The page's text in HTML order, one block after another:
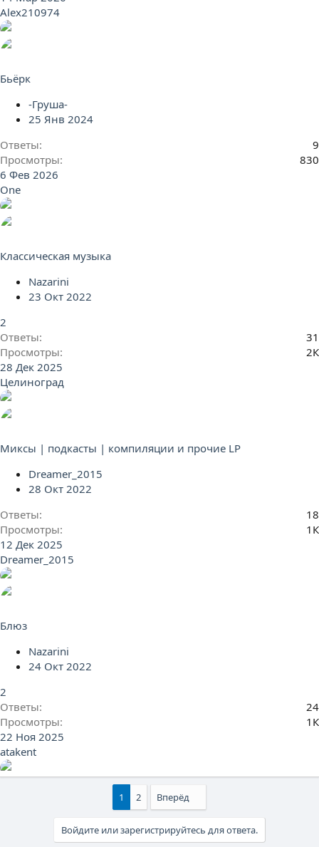
Alex210974
Бьёрк
-Груша-
25 Янв 2024
Ответы
9
Просмотры
830
6 Фев 2026
One
Классическая музыка
Nazarini
23 Окт 2022
2
Ответы
31
Просмотры
2К
28 Дек 2025
Целиноград
Миксы | подкасты | компиляции и прочие LP
Dreamer_2015
28 Окт 2022
Ответы
18
Просмотры
1К
12 Дек 2025
Dreamer_2015
Блюз
Nazarini
24 Окт 2022
2
Ответы
24
Просмотры
1К
22 Ноя 2025
atakent
1 2 Вперёд
Войдите или зарегистрируйтесь для ответа.